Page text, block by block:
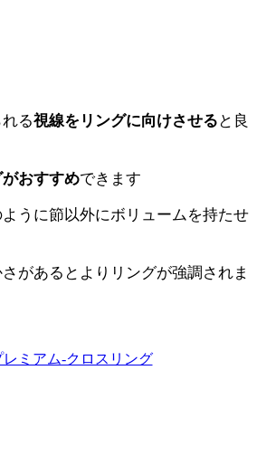
る視線をリングに向けさせる と良
おすすめできます
うに節以外にボリュームを持たせ
があるとよりリングが強調されま